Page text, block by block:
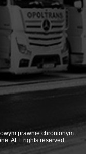
prawnie chronionym.
ALL rights reserved.